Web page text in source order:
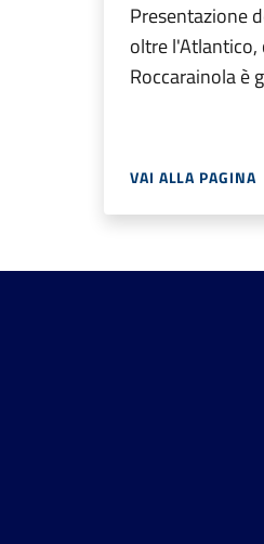
Presentazione
oltre l'Atlantico,
Roccarainola è
VAI ALLA PAGINA